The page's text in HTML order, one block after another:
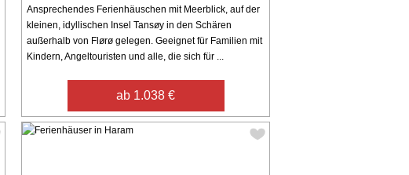
Ansprechendes Ferienhäuschen mit Meerblick, auf der
kleinen, idyllischen Insel Tansøy in den Schären
außerhalb von Flørø gelegen. Geeignet für Familien mit
Kindern, Angeltouristen und alle, die sich für ...
ab 1.038 €